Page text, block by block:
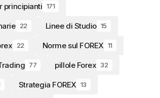
principianti 171
22 Linee di Studio 15
22 Norme sul FOREX 11
77 pillole Forex 32
Strategia FOREX 13